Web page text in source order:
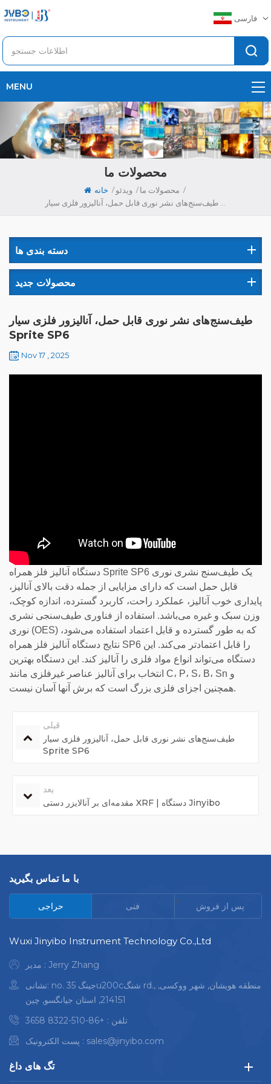
فارسی
MENU
محصولات ما
خانه / ویدئو / محصولات ما /
طیف‌سنج‌های نشر نوری قابل حمل، آنالیزور فلزی سیار SPRITE SP6
دسته بندی ها
محصولات جدید
طیف‌سنج‌های نشر نوری قابل حمل، آنالیزور فلزی سیار
Sprite SP6
Nov 17 , 2025
دستگاه آنالیز فلز همراه Sprite SP6 یک طیف‌سنج نشری نوری
قابل حمل است که دارای مزایایی از جمله دقت بالای آنالیز،
پایداری خوب آنالیز، عملکرد راحت، کاربرد گسترده، اندازه کوچک،
وزن سبک و غیره می‌باشد. استفاده از فناوری طیف‌سنجی نشری
نوری (OES) که به طور گسترده و قابل اعتماد استفاده می‌شود،
نتایج دستگاه آنالیز فلز همراه SP6 را قابل اعتمادتر می‌کند. این
دستگاه می‌تواند انواع مواد فلزی را آنالیز کند. این دستگاه بهترین
انتخاب برای آنالیز عناصر غیرفلزی مانند C، P، S، B، Sn و
همچنین اجزای فلزی بزرگ است که برش آنها آسان نیست.
قبلی
طیف‌سنج‌های نشر نوری قابل حمل، آنالیزور فلزی سیار
Sprite SP6
بعد
مقدمه‌ای بر آنالایزر دستی XRF | دستگاه Jinyibo
با ما تماس بگیرید
حراجی فنی < پس از فروش
Wuxi Jinyibo Instrument Technology Co.,Ltd
مدیر : Jerry Zhang
نشانی: no. 35 جینگu200cشنگ rd., منطقه هویشان, شهر ووکسی,
214151, استان جیانگسو, چین
تلفن : +86-510-8322 3658
پست الکترونیک : sales@jinyibo.com
تگ های داغ